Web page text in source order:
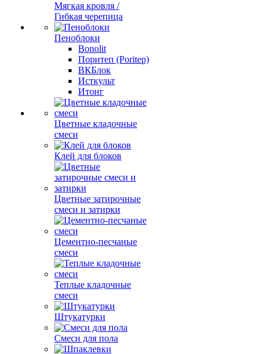
Мягкая кровля /
Гибкая черепица
Пеноблоки
Bonolit
Поритеп (Poritep)
ВКБлок
Исткульт
Итонг
Цветные кладочные
смеси
Клей для блоков
Цветные затирочные
смеси и затирки
Цементно-песчаные
смеси
Теплые кладочные
смеси
Штукатурки
Смеси для пола